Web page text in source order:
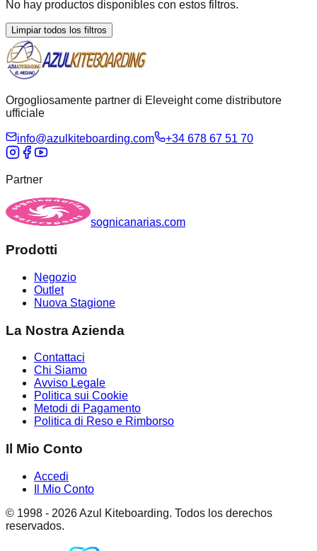
No hay productos disponibles con estos filtros.
Limpiar todos los filtros
Orgogliosamente partner di Eleveight come distributore
ufficiale
info@azulkiteboarding.com +34 678 67 51 70
Partner
sognicanarias.com
Prodotti
Negozio
Outlet
Nuova Stagione
La Nostra Azienda
Contattaci
Chi Siamo
Avviso Legale
Politica sui Cookie
Metodi di Pagamento
Politica di Reso e Rimborso
Il Mio Conto
Accedi
Il Mio Conto
© 1998 - 2026Azul Kiteboarding. Todos los derechos
reservados.